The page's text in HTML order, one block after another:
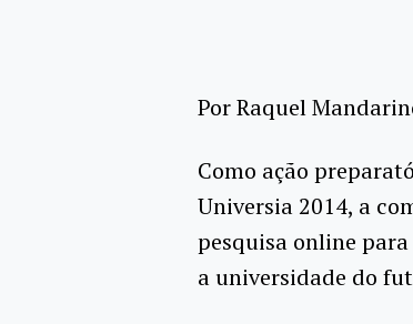
Por Raquel
Como ação
Universia 2014, a
pesquisa online
a universidade do